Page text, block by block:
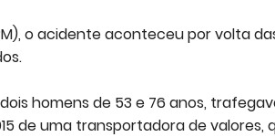
o acidente aconteceu por volta
homens de 53 e 76 anos,
de uma transportadora de valores,